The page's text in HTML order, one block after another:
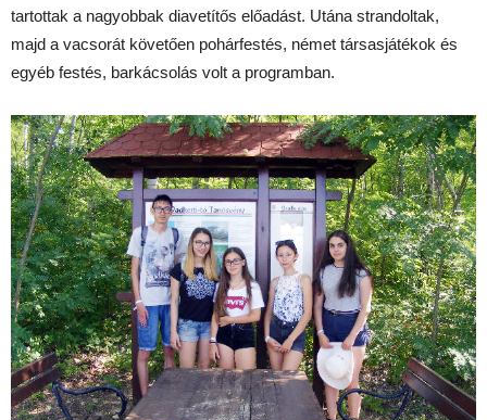
tartottak a nagyobbak diavetítős előadást. Utána strandoltak,
majd a vacsorát követően pohárfestés, német társasjátékok és
egyéb festés, barkácsolás volt a programban.